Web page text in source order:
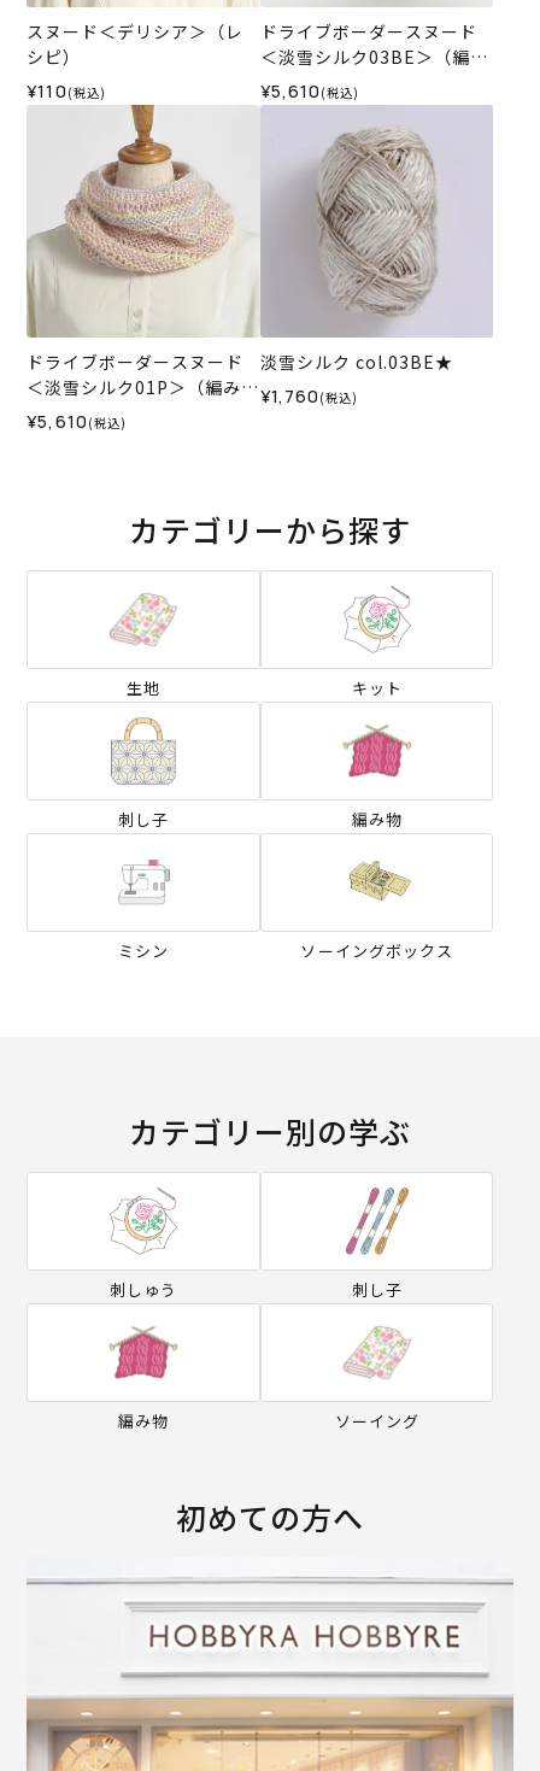
スヌード＜デリシア＞（レ
シピ）
¥110 (税込)
ドライブボーダースヌード
＜淡雪シルク03BE＞（編み
物 材料セット）
¥5,610 (税込)
ドライブボーダースヌード
＜淡雪シルク01P＞（編み物
材料セット）
¥5,610 (税込)
淡雪シルク col.03BE★
¥1,760 (税込)
カテゴリーから探す
生地 キット
刺し子 編み物
ミシン ソーイングボックス
カテゴリー別の学ぶ
刺しゅう 刺し子
編み物 ソーイング
初めての方へ